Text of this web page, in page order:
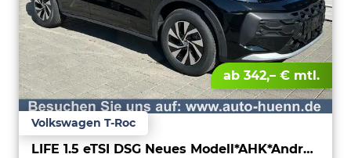
ab 342,– € mtl.
Volkswagen T-Roc
LIFE 1.5 eTSI DSG Neues Modell*AHK*Android Auto*SHZ*ACC*Kamera*5J Garantie*Klimaauto*